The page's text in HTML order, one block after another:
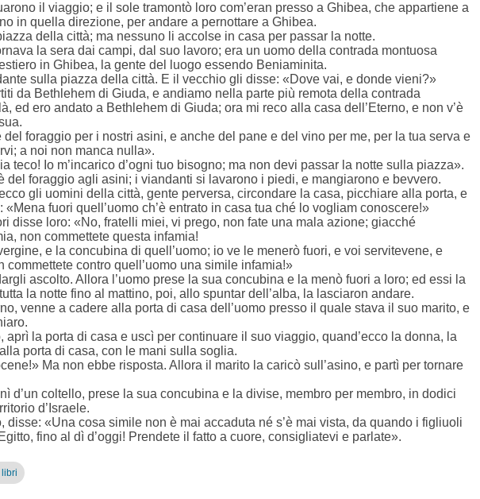
il viaggio; e il sole tramontò loro com’eran presso a Ghibea, che appartiene a
in quella direzione, per andare a pernottare a Ghibea.
della città; ma nessuno li accolse in casa per passar la notte.
la sera dai campi, dal suo lavoro; era un uomo della contrada montuosa
in Ghibea, la gente del luogo essendo Beniaminita.
sulla piazza della città. E il vecchio gli disse: «Dove vai, e donde vieni?»
da Bethlehem di Giuda, e andiamo nella parte più remota della contrada
ed ero andato a Bethlehem di Giuda; ora mi reco alla casa dell’Eterno, e non v’è
foraggio per i nostri asini, e anche del pane e del vino per me, per la tua serva e
a noi non manca nulla».
teco! Io m’incarico d’ogni tuo bisogno; ma non devi passar la notte sulla piazza».
del foraggio agli asini; i viandanti si lavarono i piedi, e mangiarono e bevvero.
gli uomini della città, gente perversa, circondare la casa, picchiare alla porta, e
fuori quell’uomo ch’è entrato in casa tua ché lo vogliam conoscere!»
disse loro: «No, fratelli miei, vi prego, non fate una mala azione; giacché
non commettete questa infamia!
e la concubina di quell’uomo; io ve le menerò fuori, e voi servitevene, e
commettete contro quell’uomo una simile infamia!»
ascolto. Allora l’uomo prese la sua concubina e la menò fuori a loro; ed essi la
la notte fino al mattino, poi, allo spuntar dell’alba, la lasciaron andare.
venne a cadere alla porta di casa dell’uomo presso il quale stava il suo marito, e
aprì la porta di casa e uscì per continuare il suo viaggio, quand’ecco la donna, la
porta di casa, con le mani sulla soglia.
Ma non ebbe risposta. Allora il marito la caricò sull’asino, e partì per tornare
d’un coltello, prese la sua concubina e la divise, membro per membro, in dodici
d’Israele.
disse: «Una cosa simile non è mai accaduta né s’è mai vista, da quando i figliuoli
fino al dì d’oggi! Prendete il fatto a cuore, consigliatevi e parlate».
libri